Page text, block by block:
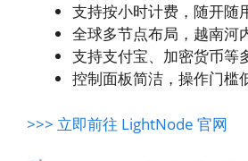
支持按小时计费，随开随
全球多节点布局，越南河
支持支付宝、加密货币等
控制面板简洁，操作门槛
>>> 立即前往 LightNode 官网